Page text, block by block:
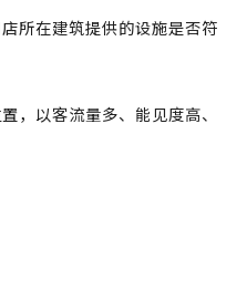
所在建筑提供的设施是否符
，以客流量多、能见度高、